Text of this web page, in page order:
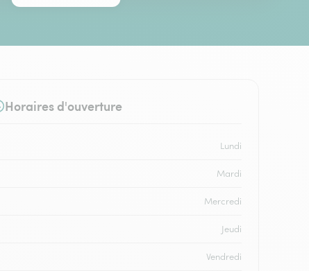
Horaires d'ouverture
Lundi
Mardi
Mercredi
Jeudi
Vendredi